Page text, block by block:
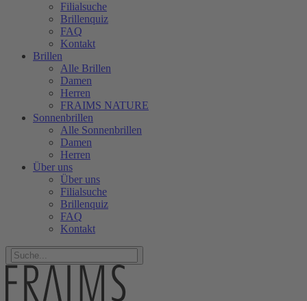
Filialsuche
Brillenquiz
FAQ
Kontakt
Brillen
Alle Brillen
Damen
Herren
FRAIMS NATURE
Sonnenbrillen
Alle Sonnenbrillen
Damen
Herren
Über uns
Über uns
Filialsuche
Brillenquiz
FAQ
Kontakt